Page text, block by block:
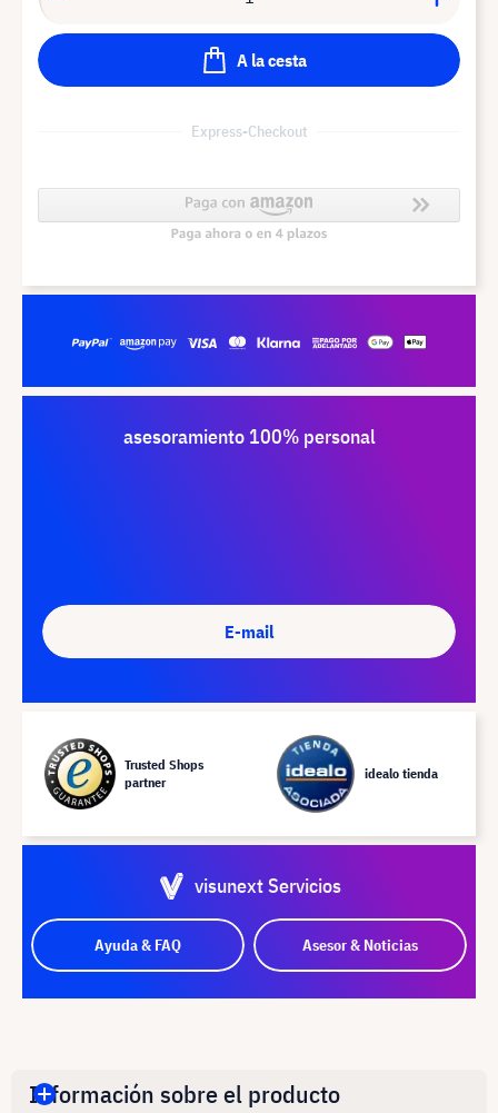
A la cesta
Express-Checkout
asesoramiento 100% personal
E-mail
Trusted Shops
partner
idealo tienda
visunext Servicios
Ayuda & FAQ Asesor & Noticias
Información sobre el producto